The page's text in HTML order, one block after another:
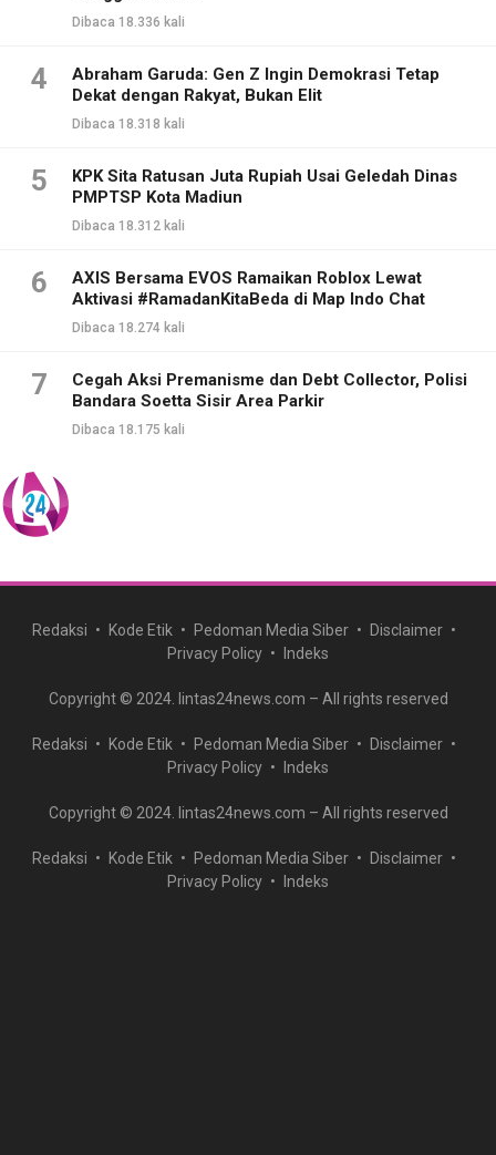
Dibaca 18.336 kali
4
Abraham Garuda: Gen Z Ingin Demokrasi Tetap
Dekat dengan Rakyat, Bukan Elit
Dibaca 18.318 kali
5
KPK Sita Ratusan Juta Rupiah Usai Geledah Dinas
PMPTSP Kota Madiun
Dibaca 18.312 kali
6
AXIS Bersama EVOS Ramaikan Roblox Lewat
Aktivasi #RamadanKitaBeda di Map Indo Chat
Dibaca 18.274 kali
7
Cegah Aksi Premanisme dan Debt Collector, Polisi
Bandara Soetta Sisir Area Parkir
Dibaca 18.175 kali
Redaksi Kode Etik Pedoman Media Siber
Disclaimer
Privacy Policy
Indeks
Copyright © 2024. lintas24news.com – All rights reserved
Redaksi Kode Etik Pedoman Media Siber
Disclaimer
Privacy Policy
Indeks
Copyright © 2024. lintas24news.com – All rights reserved
Redaksi Kode Etik Pedoman Media Siber
Disclaimer
Privacy Policy
Indeks